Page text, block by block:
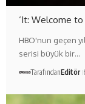
‘It: Welcome to
HBO'nun geçen
serisi büyük bir…
TarafındanEditör